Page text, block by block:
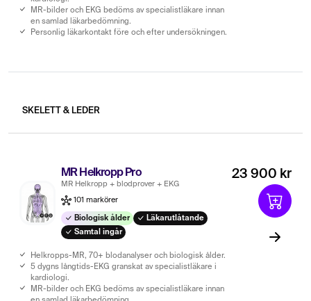
MR-bilder och EKG bedöms av specialistläkare innan
en samlad läkarbedömning.
Personlig läkarkontakt före och efter undersökningen.
SKELETT & LEDER
MR Helkropp Pro
MR Helkropp + blodprover + EKG
101 markörer
Biologisk ålder
Läkarutlåtande
Samtal ingår
Helkropps-MR, 70+ blodanalyser och biologisk ålder.
5 dygns långtids-EKG granskat av specialistläkare i
kardiologi.
MR-bilder och EKG bedöms av specialistläkare innan
23 900 kr